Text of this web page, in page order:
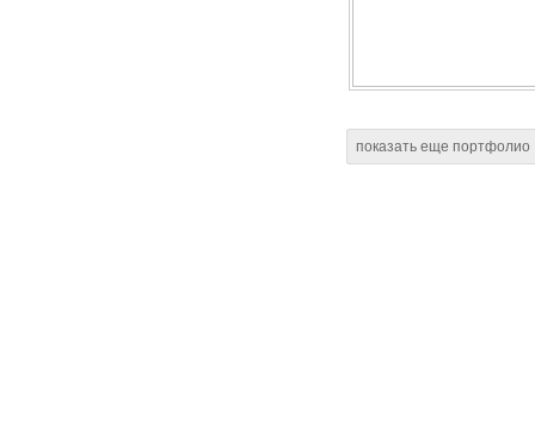
показать еще портфолио